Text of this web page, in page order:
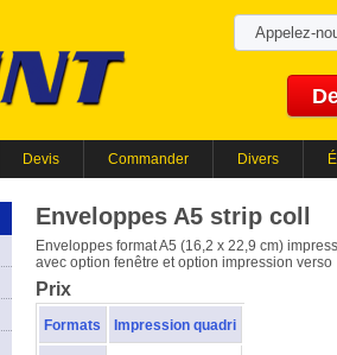
Appelez-
Devis Commander Divers
Enveloppes A5 strip coll
Enveloppes format A5 (16,2 x 22,9 cm)
avec option fenêtre et option impression verso
Prix
Formats Impression quadri